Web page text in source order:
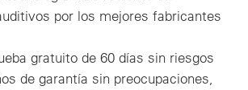
por los mejores fabricantes
gratuito de 60 días sin riesgos
de garantía sin preocupaciones,